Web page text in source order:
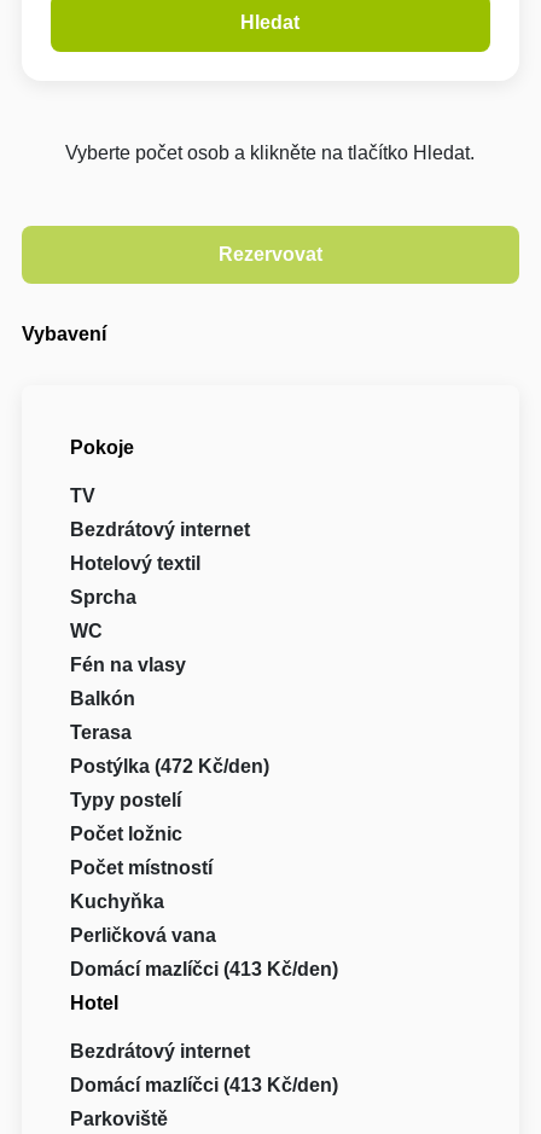
Hledat
Vyberte počet osob a klikněte na tlačítko Hledat.
Vybavení
Pokoje
TV
Bezdrátový internet
Hotelový textil
Sprcha
WC
Fén na vlasy
Balkón
Terasa
Postýlka (472 Kč/den)
Typy postelí
Počet ložnic
Počet místností
Kuchyňka
Perličková vana
Domácí mazlíčci (413 Kč/den)
Hotel
Bezdrátový internet
Domácí mazlíčci (413 Kč/den)
Parkoviště